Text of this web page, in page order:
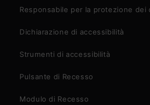
Responsabile per la protezione dei
Dichiarazione di accessibilità
Strumenti di accessibilità
Pulsante di Recesso
Modulo di Recesso